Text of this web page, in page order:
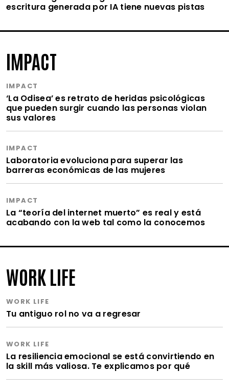
escritura generada por IA tiene nuevas pistas
IMPACT
IMPACT
‘La Odisea’ es retrato de heridas psicológicas
que pueden surgir cuando las personas violan
sus valores
IMPACT
Laboratoria evoluciona para superar las
barreras económicas de las mujeres
IMPACT
La “teoría del internet muerto” es real y está
acabando con la web tal como la conocemos
WORK LIFE
WORK LIFE
Tu antiguo rol no va a regresar
WORK LIFE
La resiliencia emocional se está convirtiendo en
la skill más valiosa. Te explicamos por qué